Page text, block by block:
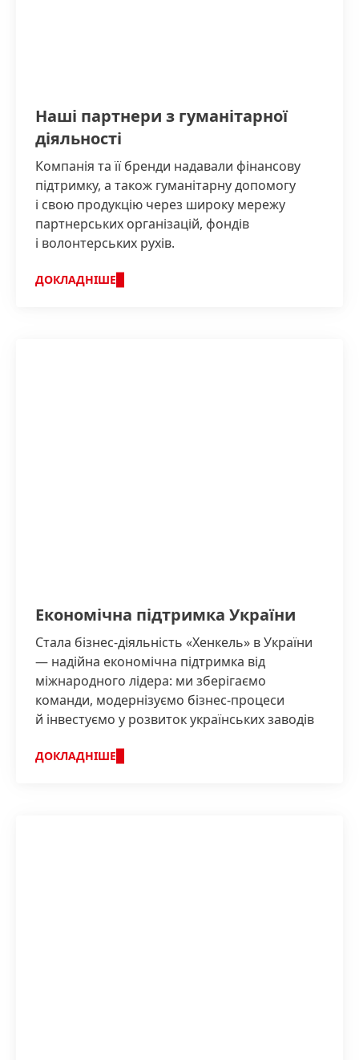
Наші партнери з гуманітарної
діяльності
Компанія та її бренди надавали фінансову
підтримку, а також гуманітарну допомогу
і свою продукцію через широку мережу
партнерських організацій, фондів
і волонтерських рухів.
ДОКЛАДНІШЕ
Економічна підтримка України
Стала бізнес-діяльність «Хенкель» в України
— надійна економічна підтримка від
міжнародного лідера: ми зберігаємо
команди, модернізуємо бізнес-процеси
й інвестуємо у розвиток українських заводів
ДОКЛАДНІШЕ